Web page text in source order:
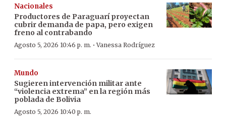
Nacionales
Productores de Paraguarí proyectan
cubrir demanda de papa, pero exigen
freno al contrabando
Agosto 5, 2026 10:46 p. m. ·Vanessa Rodríguez
Mundo
Sugieren intervención militar ante
“violencia extrema” en la región más
poblada de Bolivia
Agosto 5, 2026 10:40 p. m.